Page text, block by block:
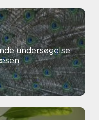
undersøgelse